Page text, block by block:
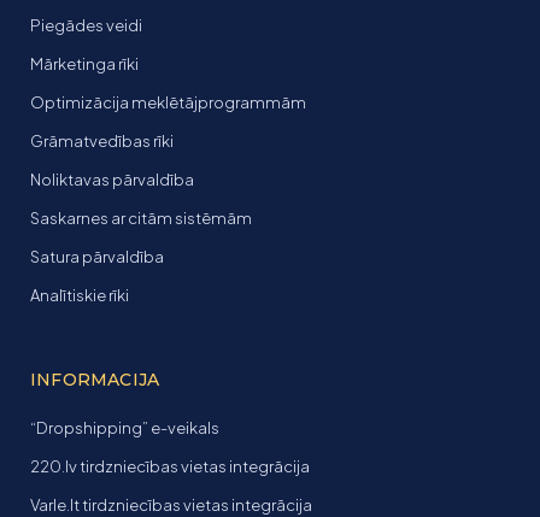
Piegādes veidi
Mārketinga rīki
Optimizācija meklētājprogrammām
Grāmatvedības rīki
Noliktavas pārvaldība
Saskarnes ar citām sistēmām
Satura pārvaldība
Analītiskie rīki
INFORMACIJA
“Dropshipping” e-veikals
220.lv tirdzniecības vietas integrācija
Varle.lt tirdzniecības vietas integrācija